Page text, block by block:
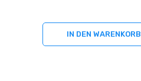
IN DEN WARENKORB